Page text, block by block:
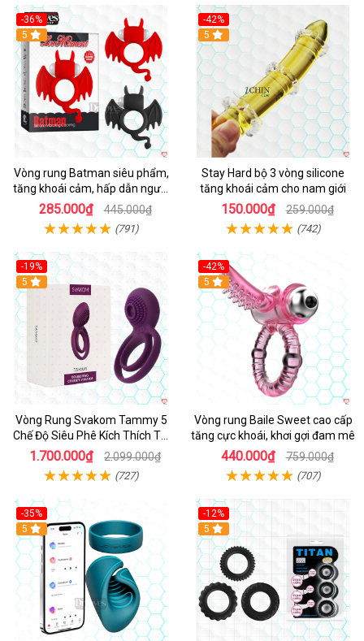
-36%
5
Vòng rung Batman siêu phẩm,
tăng khoái cảm, hấp dẫn người
dùng
285.000₫ 445.000₫
(791)
-42%
5
Stay Hard bộ 3 vòng silicone
tăng khoái cảm cho nam giới
150.000₫ 259.000₫
(742)
-19%
5
Vòng Rung Svakom Tammy 5
Chế Độ Siêu Phê Kích Thích Tối
Đa
1.700.000₫ 2.099.000₫
(727)
-42%
5
Vòng rung Baile Sweet cao cấp
tăng cực khoái, khơi gợi đam mê
440.000₫ 759.000₫
(707)
-35%
Hot
5
-12%
5